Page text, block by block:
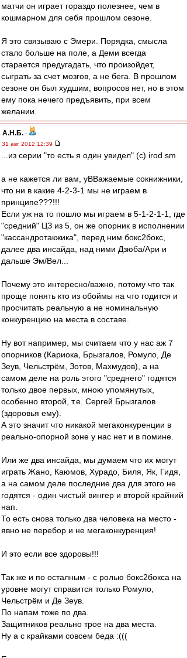
матчи он играет гораздо полезнее, чем в
кошмарном для себя прошлом сезоне.
Я это связываю с Эмери. Порядка, смысла
стало больше на поле, а Деми всегда
старается предугадать, что произойдет,
сыграть за счет мозгов, а не бега. В прошлом
сезоне он был худшим, вопросов нет, но в этом
ему пока нечего предъявить, при всем
желании.
А.Н.Б. -
31 авг 2012 12:39
...из серии "то есть я один увидел" (с) irod sm
а не кажется ли вам, уВВажаемые сокнижники,
что ни в какие 4-2-3-1 мы не играем в
принципе???!!!
Если уж на то пошло мы играем в 5-1-2-1-1, где
"средний" ЦЗ из 5, он же опорник в исполнении
"кассандротакжика", перед ним бокс2бокс,
далее два инсайда, над ними Дзюба/Ари и
дальше Эм/Вел...
Почему это интересно/важно, потому что так
проще понять кто из обоймы на что годится и
просчитать реальную а не номинальную
конкуренцию на места в составе.
Ну вот например, мы считаем что у нас аж 7
опорников (Кариока, Брызгалов, Ромуло, Де
Зеув, Чельстрём, Зотов, Махмудов), а на
самом деле на роль этого "среднего" годятся
только двое первых, мною упомянутых,
особенно второй, т.е. Сергей Брызгалов
(здоровья ему).
А это значит что никакой мегаконкуренции в
реально-опорной зоне у нас нет и в помине.
Или же два инсайда, мы думаем что их могут
играть Жано, Каюмов, Хурадо, Биля, Як, Гидя,
а на самом деле последние два для этого не
годятся - один чистый вингер и второй крайний
нап.
То есть снова только два человека на место -
явно не перебор и не мегаконкуренция!
И это если все здоровы!!!
Так же и по осталным - с ролью бокс2бокса на
уровне могут справится только Ромуло,
Чельстрём и Де Зеув.
По напам тоже по два.
Защитников реально трое на два места.
Ну а с крайками совсем беда :(((